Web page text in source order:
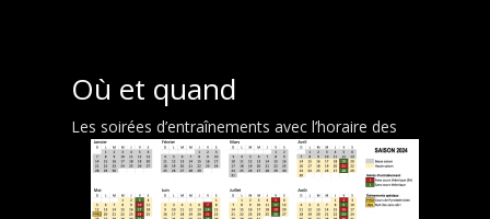
Où et quand
Les soirées d’entraînements avec l’horaire des